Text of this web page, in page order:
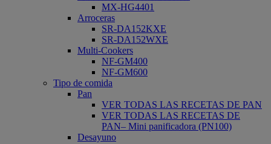
MX-HG4401
Arroceras
SR-DA152KXE
SR-DA152WXE
Multi-Cookers
NF-GM400
NF-GM600
Tipo de comida
Pan
VER TODAS LAS RECETAS DE PAN
VER TODAS LAS RECETAS DE
PAN– Mini panificadora (PN100)
Desayuno